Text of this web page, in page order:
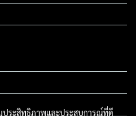
ประสิทธิภาพและประสบการณ์ที่ดี